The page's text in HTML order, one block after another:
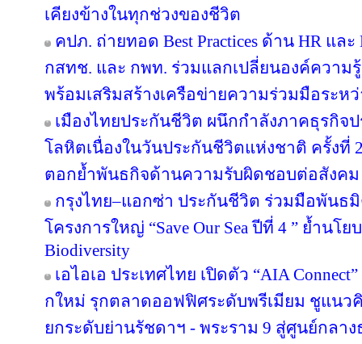
เคียงข้างในทุกช่วงของชีวิต
คปภ. ถ่ายทอด Best Practices ด้าน HR แล
กสทช. และ กพท. ร่วมแลกเปลี่ยนองค์ความ
พร้อมเสริมสร้างเครือข่ายความร่วมมือระห
เมืองไทยประกันชีวิต ผนึกกำลังภาคธุรกิจ
โลหิตเนื่องในวันประกันชีวิตแห่งชาติ ครั้งที่
ตอกย้ำพันธกิจด้านความรับผิดชอบต่อสังคม
กรุงไทย–แอกซ่า ประกันชีวิต ร่วมมือพันธ
โครงการใหญ่ “Save Our Sea ปีที่ 4 ” ย้ำนโ
Biodiversity
เอไอเอ ประเทศไทย เปิดตัว “AIA
กใหม่ รุกตลาดออฟฟิศระดับพรีเมียม ชูแนวคิด
ยกระดับย่านรัชดาฯ - พระราม 9 สู่ศูนย์กลา